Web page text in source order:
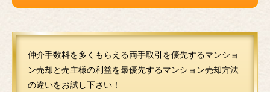
仲介手数料を多くもらえる両手取引を優先するマンショ
ン売却と売主様の利益を最優先するマンション売却方法
の違いをお試し下さい！